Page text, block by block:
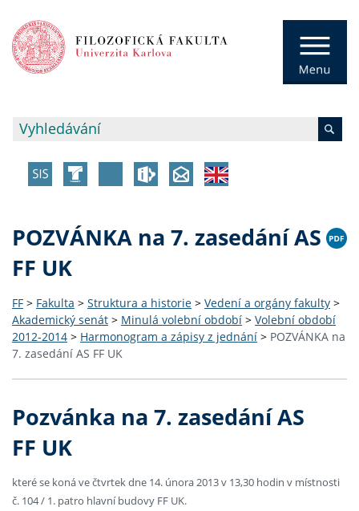
POZVÁNKA na 7. zasedání AS
FF UK
FF > Fakulta > Struktura a historie > Vedení a orgány fakulty >
Akademický senát > Minulá volební období > Volební období
2012-2014 > Harmonogram a zápisy z jednání > POZVÁNKA na
7. zasedání AS FF UK
Pozvánka na 7. zasedání AS
FF UK
které se koná ve čtvrtek dne 14. února 2013 v 13,30 hodin v místnosti
č. 104 / 1. patro hlavní budovy FF UK.